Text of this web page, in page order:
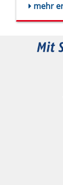
mehr